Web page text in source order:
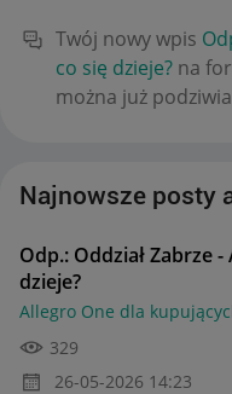
Twój nowy wpis
co się dzieje? na
można już
Najnowsze posty
Odp.: Oddział Zabrze
dzieje?
Allegro One dla
329
‎26-05-2026 14:23